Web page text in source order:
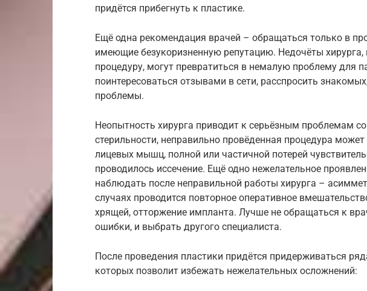
придётся прибегнуть к пластике.
Ещё одна рекомендация врачей – обращаться только в
имеющие безукоризненную репутацию. Недочёты
процедуру, могут превратиться в немалую проблему для
поинтересоваться отзывами в сети, расспросить
проблемы.
Неопытность хирурга приводит к серьёзным проблемам
стерильности, неправильно провёденная процедура
лицевых мышц, полной или частичной потерей
проводилось иссечение. Ещё одно нежелательное
наблюдать после неправильной работы хирурга –
случаях проводится повторное оперативное
хрящей, отторжение импланта. Лучше не обращаться к
ошибки, и выбрать другого специалиста.
После проведения пластики придётся придерживаться
которых позволит избежать нежелательных осложнений: